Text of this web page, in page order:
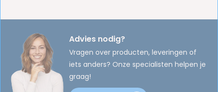
Advies nodig?
Vragen over producten, leveringen of
iets anders? Onze specialisten helpen je
graag!